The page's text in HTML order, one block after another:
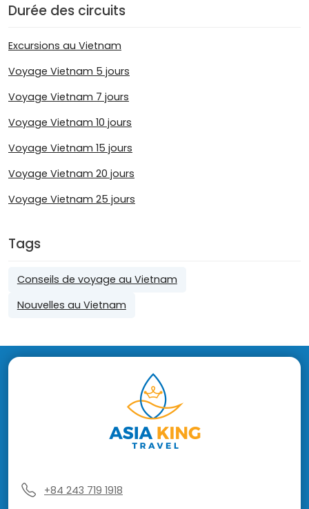
Durée des circuits
Excursions au Vietnam
Voyage Vietnam 5 jours
Voyage Vietnam 7 jours
Voyage Vietnam 10 jours
Voyage Vietnam 15 jours
Voyage Vietnam 20 jours
Voyage Vietnam 25 jours
Tags
Conseils de voyage au Vietnam
Nouvelles au Vietnam
+84 243 719 1918